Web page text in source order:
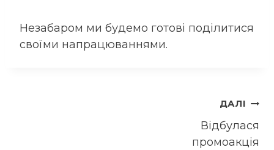
Незабаром ми будемо готові поділитися
своїми напрацюваннями.
ДАЛІ
Відбулася
промоакція